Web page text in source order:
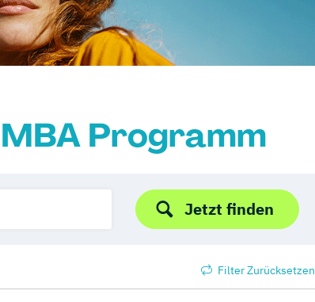
MBA Programm
Jetzt finden
Filter Zurücksetzen